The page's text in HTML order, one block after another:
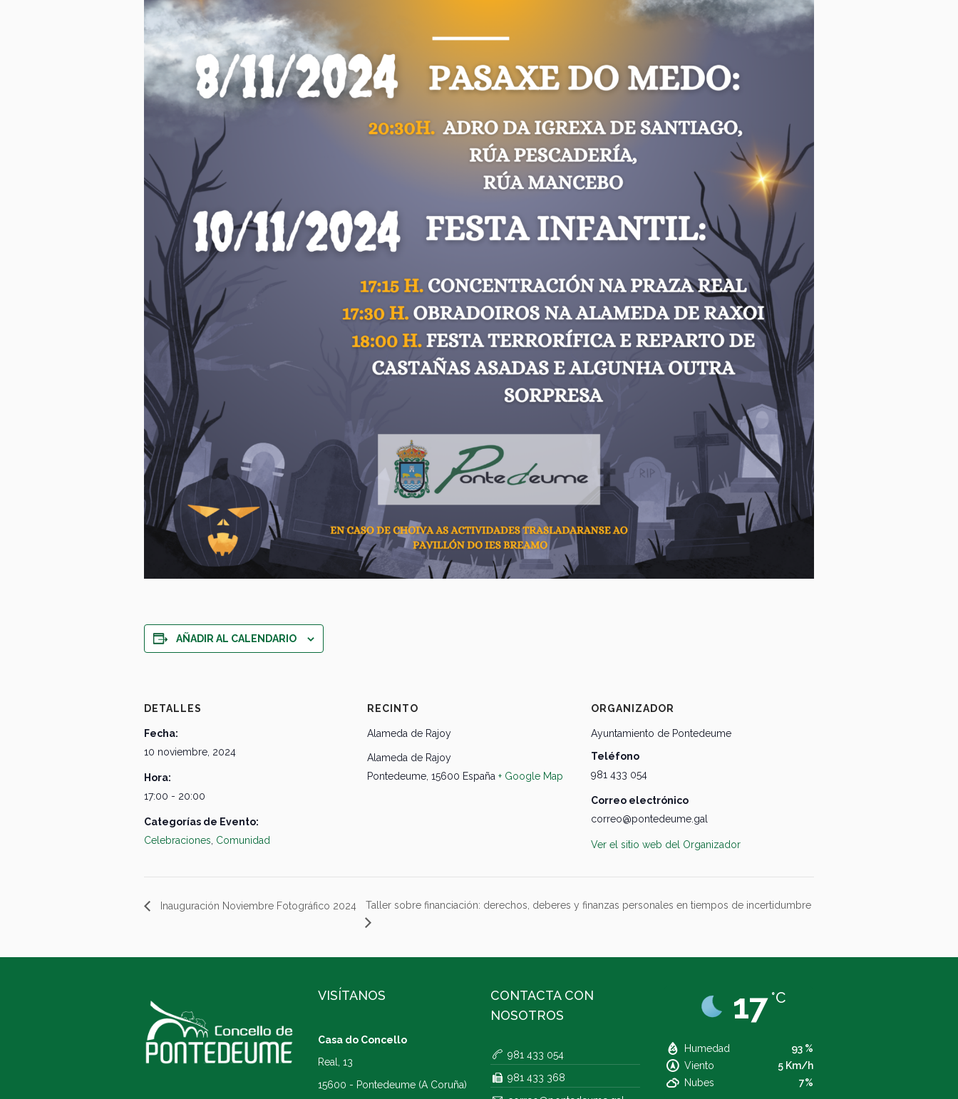
AÑADIR AL CALENDARIO
DETALLES
Fecha:
10 noviembre, 2024
Hora:
17:00 - 20:00
Categorías de Evento:
Celebraciones Comunidad
RECINTO
Alameda de Rajoy
Alameda de Rajoy
Pontedeume 15600 España + Google Map
ORGANIZADOR
Ayuntamiento de Pontedeume
Teléfono
981 433 054
Correo electrónico
correo@pontedeume.gal
Ver el sitio web del Organizador
Inauguración Noviembre Fotográfico 2024 Taller sobre financiación: derechos, deberes y finanzas personales en tiempos de incertidumbre
VISÍTANOS
Casa do Concello
Real, 13
15600 - Pontedeume (A Coruña)
CONTACTA CON
NOSOTROS
981 433 054
981 433 368
17 °C
Humedad
93 %
Viento
5 Km/h
Nubes
7%